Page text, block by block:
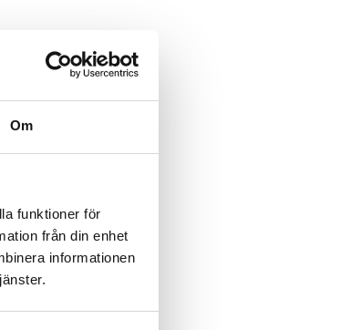
Om
funktioner för
från din enhet
informationen